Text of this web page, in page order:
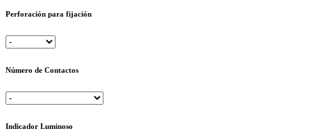
Perforación para fijación
Número de Contactos
Indicador Luminoso